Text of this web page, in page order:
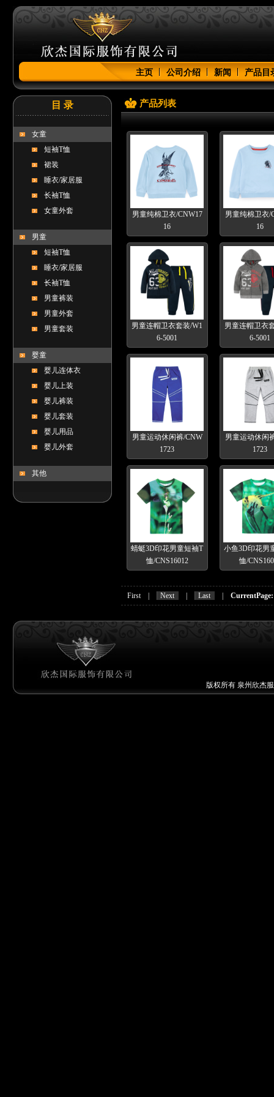
主页 公司介绍 新闻 产品目
目 录
女童
短袖T恤
裙装
睡衣/家居服
长袖T恤
女童外套
男童
短袖T恤
睡衣/家居服
长袖T恤
男童裤装
男童外套
男童套装
婴童
婴儿连体衣
婴儿上装
婴儿裤装
婴儿套装
婴儿用品
婴儿外套
其他
产品列表
男童纯棉卫衣/CNW17
16
男童纯棉卫衣/
16
男童连帽卫衣套装/W1
6-5001
男童连帽卫衣
6-5001
男童运动休闲裤/CNW
1723
男童运动休闲
1723
蜻蜓3D印花男童短袖T
恤/CNS16012
小鱼3D印花男
恤/
First | Next Last CurrentPage:
版权所有 泉州欣杰服